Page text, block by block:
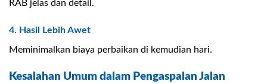
RAB jelas dan detail.
4. Hasil Lebih Awet
Meminimalkan biaya perbaikan di kemudian hari.
Kesalahan Umum dalam Pengaspalan Jalan